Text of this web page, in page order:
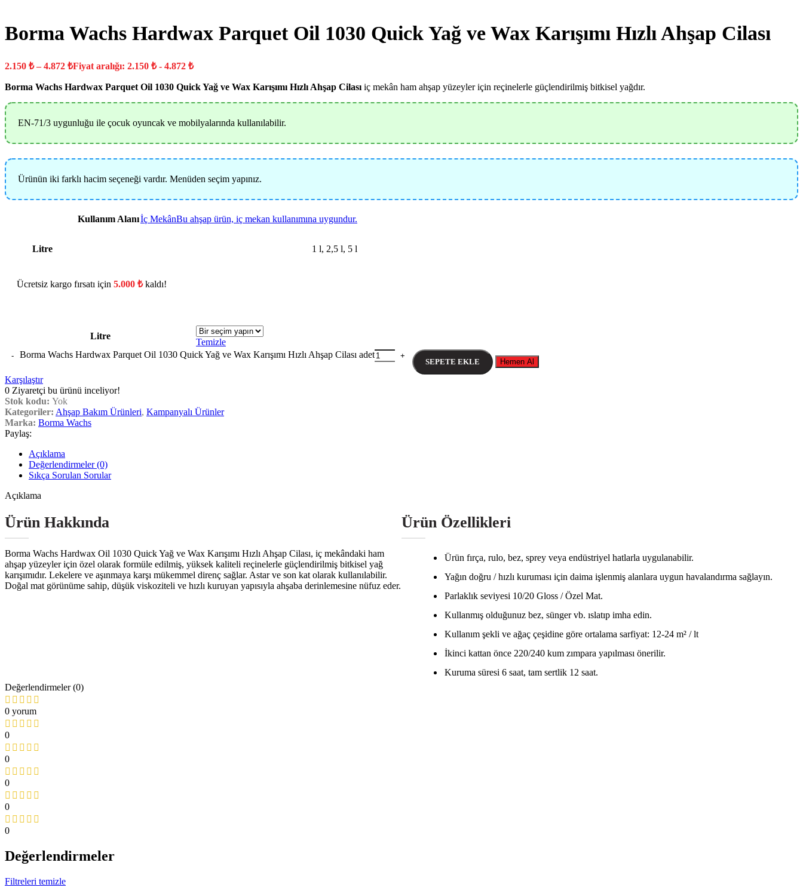
Borma Wachs Hardwax Parquet Oil 1030 Quick Yağ ve Wax Karışımı Hızlı Ahşap Cilası
2.150 ₺ –4.872 ₺Fiyat aralığı: 2.150 ₺ - 4.872 ₺
Borma Wachs Hardwax Parquet Oil 1030 Quick Yağ ve Wax Karışımı Hızlı Ahşap Cilası iç mekân ham ahşap yüzeyler için reçinelerle güçlendirilmiş bitkisel yağdır.
EN-71/3 uygunluğu ile çocuk oyuncak ve mobilyalarında kullanılabilir.
Ürünün iki farklı hacim seçeneği vardır. Menüden seçim yapınız.
Kullanım Alanıİç MekânBu ahşap ürün, iç mekan kullanımına uygundur.
Litre 1 l, 2,5 l, 5 l
Ücretsiz kargo fırsatı için 5.000 ₺kaldı!
Litre
Temizle
Borma Wachs Hardwax Parquet Oil 1030 Quick Yağ ve Wax Karışımı Hızlı Ahşap Cilası adet
SEPETE EKLE Hemen Al
Karşılaştır
0 Ziyaretçi bu ürünü inceliyor!
Stok kodu: Yok
Kategoriler: Ahşap Bakım Ürünleri, Kampanyalı Ürünler
Marka: Borma Wachs
Paylaş:
Açıklama
Değerlendirmeler (0)
Sıkça Sorulan Sorular
Açıklama
Ürün Hakkında
Borma Wachs Hardwax Oil 1030 Quick Yağ ve Wax Karışımı Hızlı Ahşap Cilası, iç mekândaki ham
ahşap yüzeyler için özel olarak formüle edilmiş, yüksek kaliteli reçinelerle güçlendirilmiş bitkisel yağ
karışımıdır. Lekelere ve aşınmaya karşı mükemmel direnç sağlar. Astar ve son kat olarak kullanılabilir.
Doğal mat görünüme sahip, düşük viskoziteli ve hızlı kuruyan yapısıyla ahşaba derinlemesine nüfuz eder.
Ürün Özellikleri
Ürün fırça, rulo, bez, sprey veya endüstriyel hatlarla uygulanabilir.
Yağın doğru / hızlı kuruması için daima işlenmiş alanlara uygun havalandırma sağlayın.
Parlaklık seviyesi 10/20 Gloss / Özel Mat.
Kullanmış olduğunuz bez, sünger vb. ıslatıp imha edin.
Kullanım şekli ve ağaç çeşidine göre ortalama sarfiyat: 12-24 m² / lt
İkinci kattan önce 220/240 kum zımpara yapılması önerilir.
Kuruma süresi 6 saat, tam sertlik 12 saat.
Değerlendirmeler (0)
0 yorum
0
0
0
0
0
Değerlendirmeler
Filtreleri temizle